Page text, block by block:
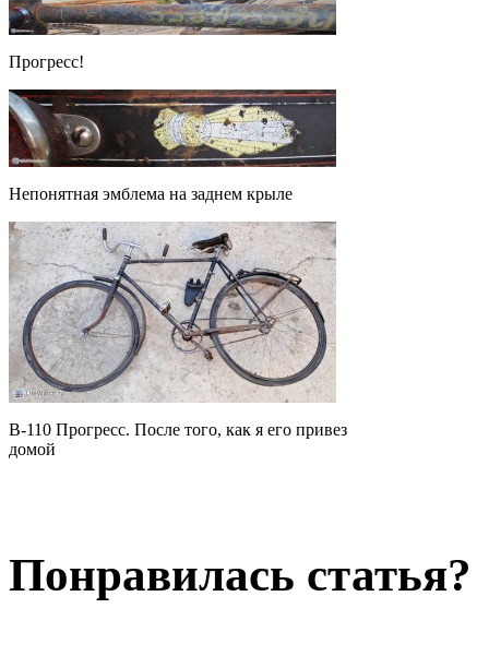
Прогресс!
Непонятная эмблема на заднем крыле
В-110 Прогресс. После того, как я его привез
домой
Понравилась статья?